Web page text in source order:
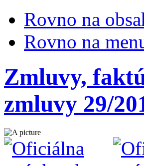
Rovno na
Rovno na
Zmluvy,
zmluvy 29/